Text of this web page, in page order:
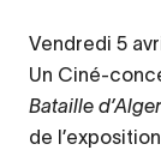
Vendredi 5
Un Ciné-
Bataille d’Alger
de l’exposition